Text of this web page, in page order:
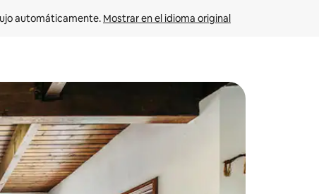
automáticamente. Mostrar en el idioma original